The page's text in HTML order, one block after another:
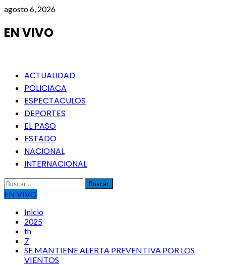
Saltar
contenido
agosto 6, 2026
EN VIVO
Menú
principal
ACTUALIDAD
POLICIACA
ESPECTACULOS
DEPORTES
EL PASO
ESTADO
NACIONAL
INTERNACIONAL
Buscar:
EN VIVO
Inicio
2025
th
7
SE MANTIENE ALERTA PREVENTIVA POR LOS
VIENTOS